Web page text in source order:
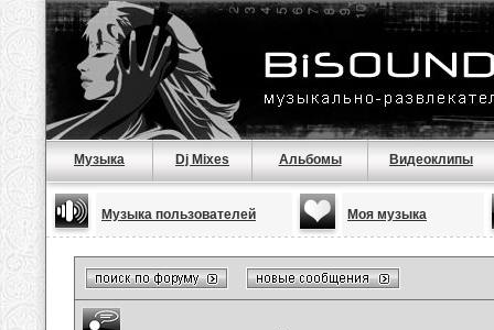
Музыка Dj Mixes Альбомы Видеоклипы
Музыка пользователей Моя музыка